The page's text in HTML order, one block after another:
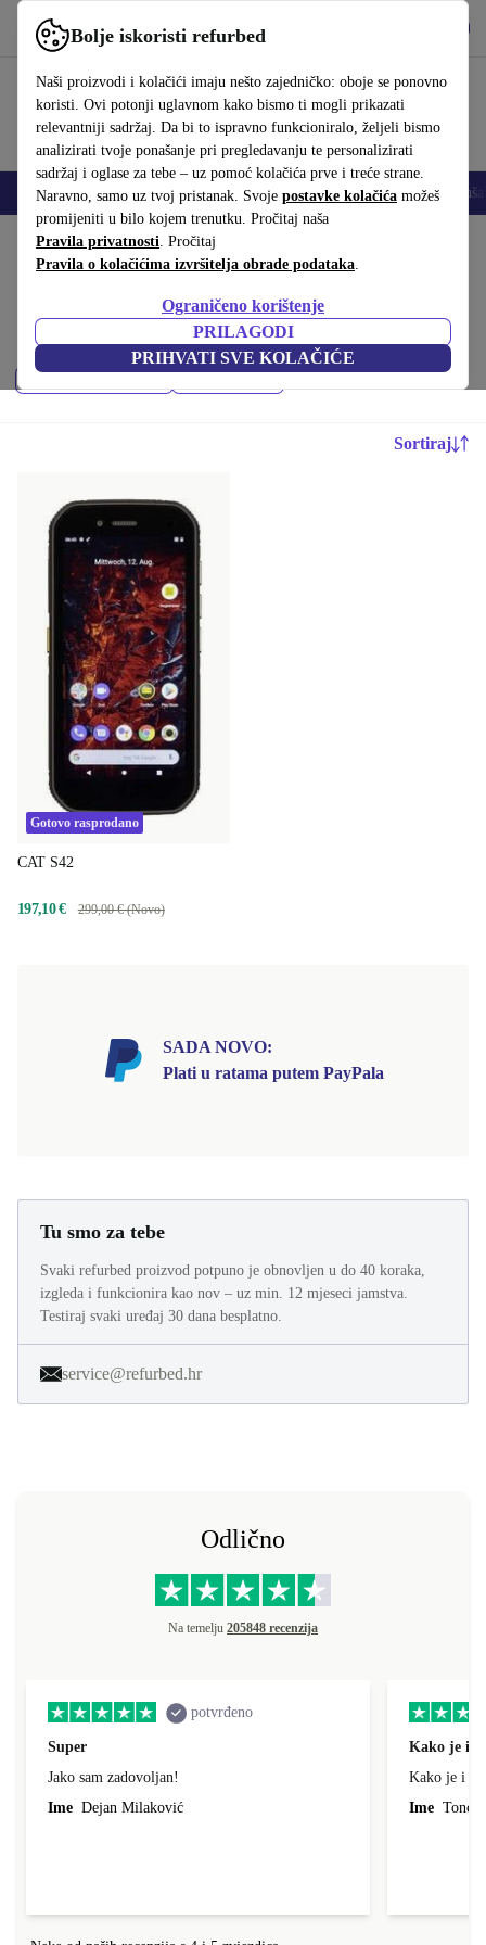
Bolje iskoristi refurbed
Naši proizvodi i kolačići imaju nešto zajedničko: oboje se ponovno
koristi. Ovi potonji uglavnom kako bismo ti mogli prikazati
relevantniji sadržaj. Da bi to ispravno funkcioniralo, željeli bismo
analizirati tvoje ponašanje pri pregledavanju te personalizirati
sadržaj i oglase za tebe – uz pomoć kolačića prve i treće strane.
Naravno, samo uz tvoj pristanak. Svoje postavke kolačića možeš
promijeniti u bilo kojem trenutku. Pročitaj naša
Pravila privatnosti. Pročitaj
Pravila o kolačićima izvršitelja obrade podataka.
Ograničeno korištenje
PRILAGODI
PRIHVATI SVE KOLAČIĆE
Koristi refurbed brzo i jednostavno
Mobiteli Prijenosna računala Tableti Pametni satovi Dodaci
Početna stranica Proizvodi Mobiteli i pametni telefoni
Kupi refurbished CAT mobiteli ispod 600 € – kvaliteta, jamstvo i 30
dana za povrat. Uštedi novac i čuvaj okoliš.
Sortiraj
Gotovo rasprodano
CAT S42
197,10 € 299,00 € (Novo)
SADA NOVO:
Plati u ratama putem PayPala
Tu smo za tebe
Svaki refurbed proizvod potpuno je obnovljen u do 40 koraka,
izgleda i funkcionira kao nov – uz min. 12 mjeseci jamstva.
Testiraj svaki uređaj 30 dana besplatno.
service@refurbed.hr
Odlično
Na temelju 205848 recenzija
potvrđeno
Super
Jako sam zadovoljan!
Ime Dejan Milaković
Kako je i
Kako je i
Ime Tonci